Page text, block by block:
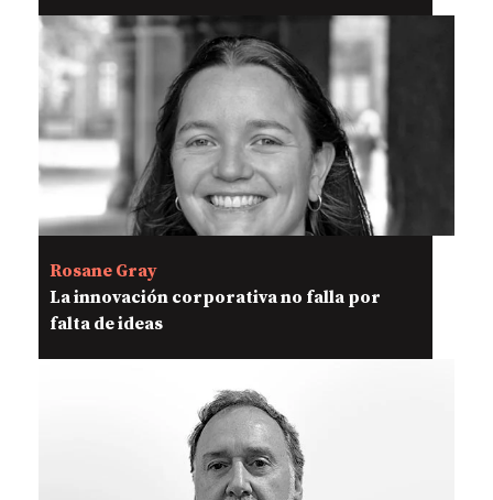
Rosane Gray
La innovación corporativa no falla por
falta de ideas